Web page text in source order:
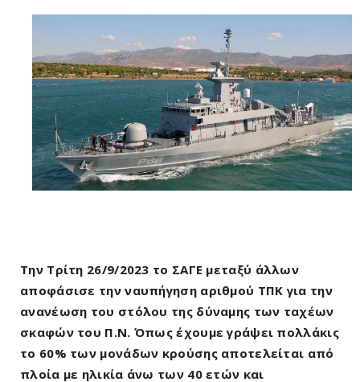
Την Τρίτη 26/9/2023 το ΣΑΓΕ μεταξύ άλλων
αποφάσισε την ναυπήγηση αριθμού ΤΠΚ για την
ανανέωση του στόλου της δύναμης των ταχέων
σκαφών του Π.Ν. Όπως έχουμε γράψει πολλάκις
το 60% των μονάδων κρούσης αποτελείται από
πλοία με ηλικία άνω των 40 ετών και